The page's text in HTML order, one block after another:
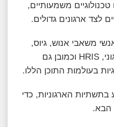
טכנולוגיים משמעותיים,
לצד ארגונים גדולים.
משאבי אנוש, גיוס,
סורסינג, למידה, פיתוח ארגוני, HRIS וכמובן גם
בעולמות התוכן הללו.
הארגוניות, כדי
הבא.